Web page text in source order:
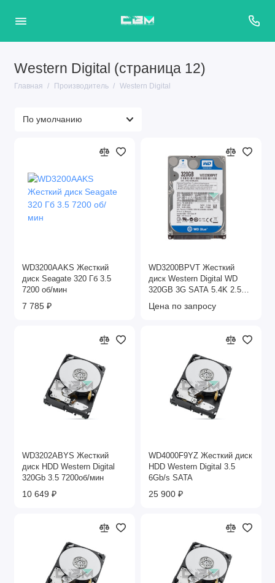
Western Digital (страница 12)
Главная Производитель Western Digital
WD3200AAKS Жесткий
диск Seagate 320 Гб 3.5
7200 об/мин
7 785 ₽
WD3200BPVT Жесткий
диск Western Digital WD
320GB 3G SATA 5.4K 2.5
SCORPIO BLUE
Цена по запросу
WD3202ABYS Жесткий
диск HDD Western Digital
320Gb 3.5 7200об/мин
10 649 ₽
WD4000F9YZ Жесткий диск
HDD Western Digital 3.5
6Gb/s SATA
25 900 ₽